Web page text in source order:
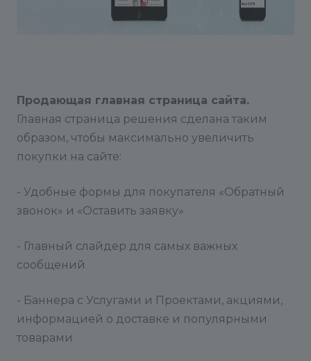
Продающая главная страница сайта.
Главная страница решения сделана таким
образом, чтобы максимально увеличить
покупки на сайте:
- Удобные формы для покупателя «Обратный
звонок» и «Оставить заявку»
- Главный слайдер для самых важных
сообщений
- Баннера с Услугами и Проектами, акциями,
информацией о доставке и популярными
товарами